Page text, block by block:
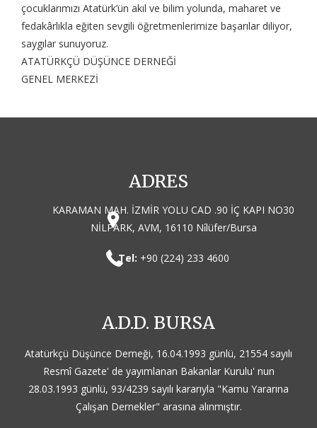
çocuklarımızı Atatürk’ün akıl ve bilim yolunda, maharet ve
fedakârlıkla eğiten sevgili öğretmenlerimize başarılar diliyor,
saygılar sunuyoruz.
ATATÜRKÇÜ DÜŞÜNCE DERNEĞİ
GENEL MERKEZİ
ADRES
KARAMAN MAH. İZMİR YOLU CAD .90 İÇ KAPI NO30
NİLPARK, AVM, 16110 Ni̇lüfer/Bursa
Tel: +90 (224) 233 4600
A.D.D. BURSA
Atatürkçü Düşünce Derneği, 16.04.1993 günlü, 21554 sayılı
Resmî Gazete' de yayımlanan Bakanlar Kurulu' nun
28.03.1993 günlü, 93/4239 sayılı kararıyla "Kamu Yararına
Çalışan Dernekler" arasına alınmıştır.